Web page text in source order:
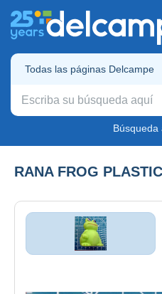
Todas las páginas Delcampe
Búsqueda
RANA FROG